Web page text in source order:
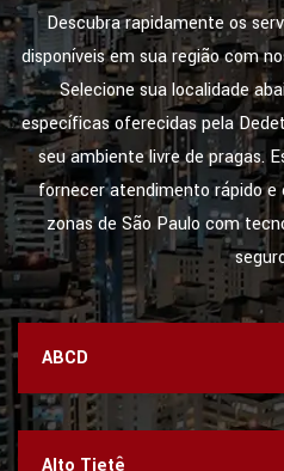
Descubra rapidamente os
disponíveis em sua região com
Selecione sua localidade
específicas oferecidas pela
seu ambiente livre de pragas.
fornecer atendimento rápido
zonas de São Paulo com
ABCD
Alto Tietê